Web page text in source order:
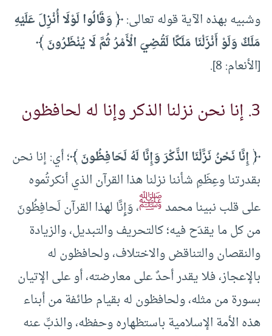
وشبيه بهذه الآية قوله تعالى:﴿ وَقَالُوا لَوْلَا أُنْزِلَ عَلَيْهِ
مَلَكٌ وَلَوْ أَنْزَلْنَا مَلَكًا لَقُضِيَ الْأَمْرُ ثُمَّ لَا يُنْظَرُونَ ﴾
[الأنعام: 8].
3. إنا نحن نزلنا الذكر وإنا له لحافظون
﴿ إِنَّا نَحْنُ نَزَّلْنَا الذِّكْرَ وَإِنَّا لَهُ لَحَافِظُونَ ﴾؛ أي: إنا نحن
بقدرتنا وعِظَمِ شأننا نزلنا هذا القرآن الذي أنكرتُموه
على قلب نبينا محمدﷺ، وَإِنَّا لهذا القرآن لَحافِظُونَ
من كل ما يقدَح فيه؛ كالتحريف والتبديل، والزيادة
والنقصان والتناقض والاختلاف، ولحافظون له
بالإعجاز، فلا يقدر أحدٌ على معارضته، أو على الإتيان
بسورة من مثله، ولحافظون له بقيام طائفة من أبناء
هذه الأمة الإسلامية باستظهاره وحفظه، والذبِّ عنه